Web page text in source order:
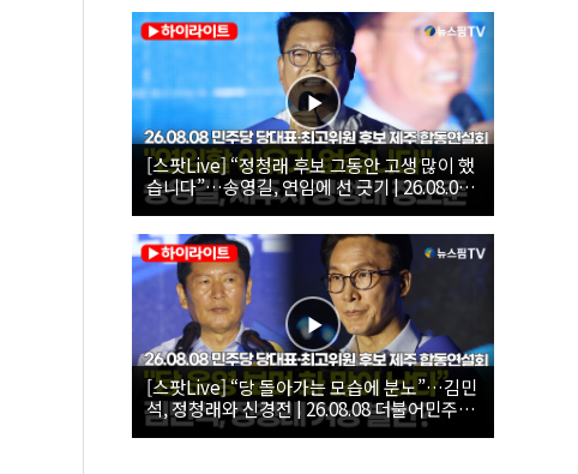
[스팟Live] “정청래 후보 그동안 고생 많이 했
습니다”…송영길, 연임에 선 긋기 | 26.08.08
더불어민주당 당대표·최고위원 후보 제주 합
동연설회
[스팟Live] “당 돌아가는 모습에 분노”…김민
석, 정청래와 신경전 | 26.08.08 더불어민주당
당대표·최고위원 후보 제주 합동연설회